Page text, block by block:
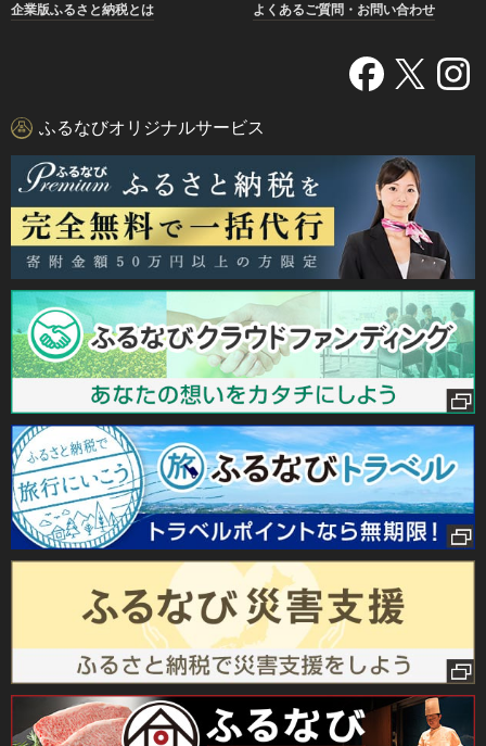
企業版ふるさと納税とは
よくあるご質問・お問い合わせ
ふるなびオリジナルサービス